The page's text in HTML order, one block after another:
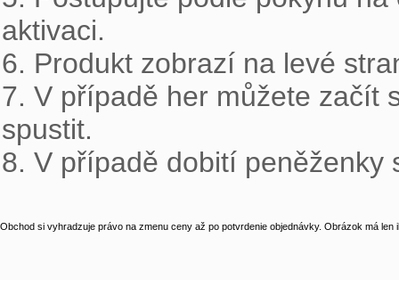
aktivaci.
6. Produkt zobrazí na levé
7. V případě her můžete začít
spustit.
8. V případě dobití peněženky
Obchod si vyhradzuje právo na zmenu ceny až po potvrdenie objednávky. Obrázok má len